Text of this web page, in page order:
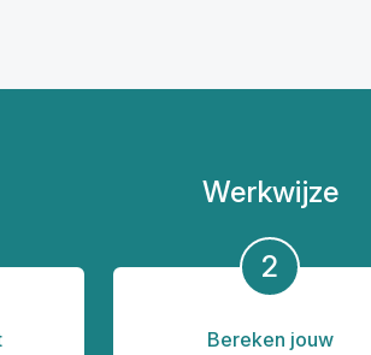
Werkwijze
2
Bereken jouw